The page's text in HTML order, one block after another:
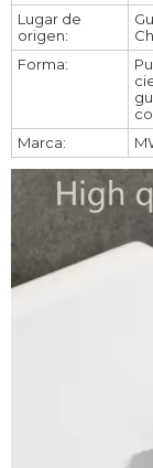
Lugar de
origen:
Forma:
Marca: